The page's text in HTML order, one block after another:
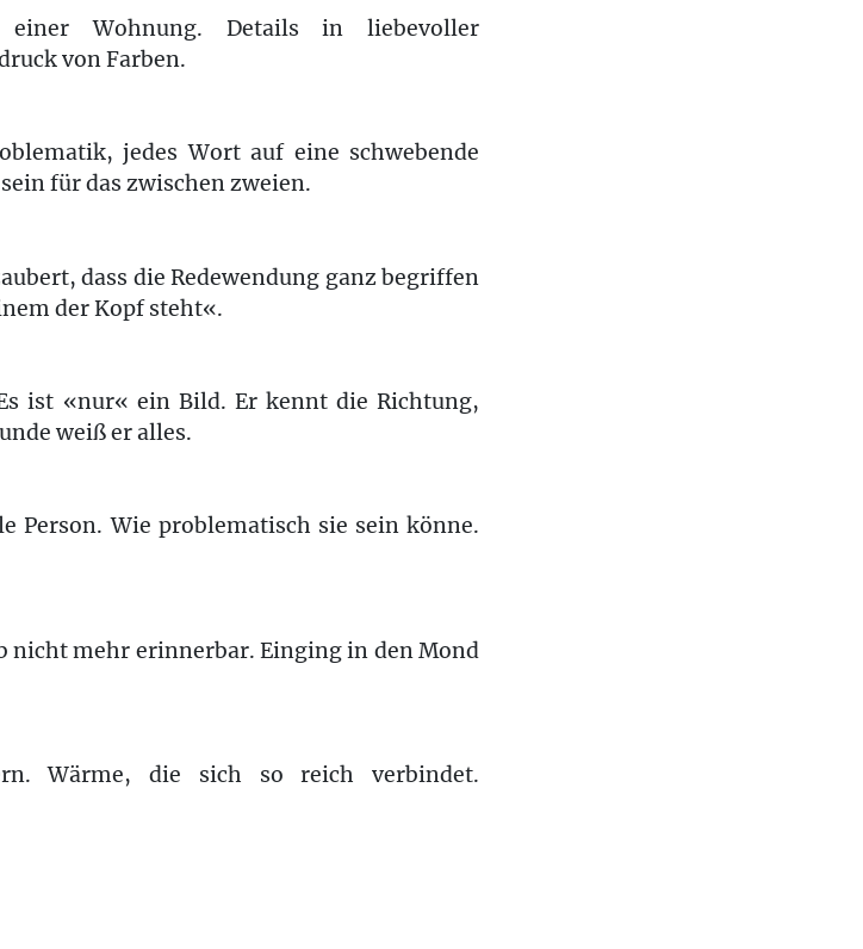
einer Wohnung. Details in liebevoller
von Farben.
jedes Wort auf eine schwebende
für das zwischen zweien.
dass die Redewendung ganz begriffen
der Kopf steht«.
ist «nur« ein Bild. Er kennt die Richtung,
weiß er alles.
Person. Wie problematisch sie sein könne.
nicht mehr erinnerbar. Einging in den Mond
Wärme, die sich so reich verbindet.